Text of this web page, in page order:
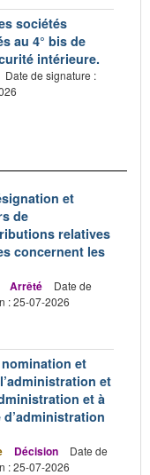
sociétés
au 4° bis de
intérieure.
Date de signature :
et
de
relatives
concernent les
Arrêté
Date de
: 25-07-2026
et
et
et à
Décision
Date de
: 25-07-2026